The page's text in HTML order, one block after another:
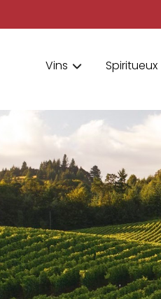
Vins Spiritueux